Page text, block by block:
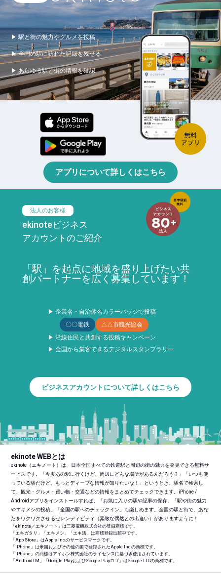
▶ 駅と街の魅力やグルメを投稿
▶ 全国の駅に訪れた記録を残せる
▶ あらゆる駅と街の情報を確認
アプリについて詳しくはこちら
法人のお客様
ekinoteビジネス
アカウントのご紹介
「駅」を起点に地域を盛り上げたい共
創パートナーを広く募集しています！
▶ 企業名・自治体名カラーバッジで投稿
〇〇電鉄
△△市観光協会
▶ 沿線住民と共創する投稿キャンペーン
▶ 全国から集客できるデジタルスタンプラリー
ビジネスアカウントについて詳しくはこちら
ekinote WEBとは
ekinote（エキノート）は、日本全国すべての鉄道駅と周辺の街の魅力を発見できる無料サ
ービスです。「今度あの駅に行くけど、周辺にどんな場所があるんだろう？」「いつも使
っている駅だけど、もっとディープな情報が知りたいな！」というとき、駅名で検索し
て、観光・グルメ・買い物・交通などの情報をまとめてチェックできます。iPhone /
Androidアプリをインストールすれば、「お気に入りの駅や記事の保存」「駅や街の魅力
やエキメシの投稿」「全国の駅へのチェックイン」も楽しめます。全国の駅と街で、あな
たをワクワクさせるセレンディピティ（素敵な偶然との出逢い）がありますように！
「ekinote／エキノート」は三菱電機株式会社の登録商標です。
「エキガタリ」「エキメシ」「エキ活」は商標登録出願中です。
「App Store」はApple Inc.のサービスマークです。
「iPhone」は米国およびその他の国で登録されたApple Inc.の商標です。
「iPhone」の商標はアイホン株式会社のライセンスに基づき使用されています。
「AndroidTM 」「Google PlayおよびGoogle Playロゴ」はGoogle LLCの商標です。